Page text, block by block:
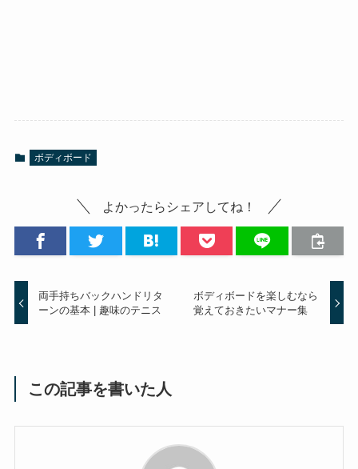
ボディボード
よかったらシェアしてね！
両手持ちバックハンドリタ
ーンの基本 | 趣味のテニス
ボディボードを楽しむなら
覚えておきたいマナー集
この記事を書いた人